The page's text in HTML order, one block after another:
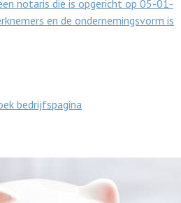
notaris die is opgericht op 05-01-
en de ondernemingsvorm is
bedrijfspagina